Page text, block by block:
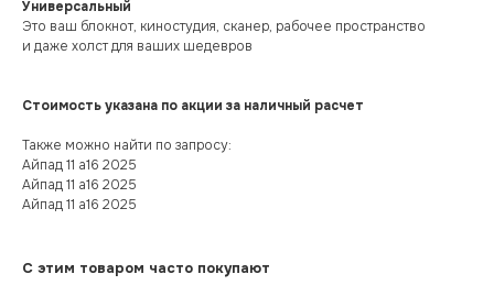
Универсальный
Это ваш блокнот, киностудия, сканер, рабочее пространство
и даже холст для ваших шедевров
Стоимость указана по акции за наличный расчет
Также можно найти по запросу:
Айпад 11 а16 2025
Айпад 11 а16 2025
Айпад 11 а16 2025
С этим товаром часто покупают